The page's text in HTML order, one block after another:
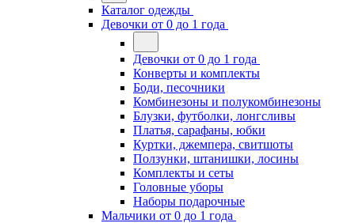
Каталог одежды
Девочки от 0 до 1 года
Девочки от 0 до 1 года
Конверты и комплекты
Боди, песочники
Комбинезоны и полукомбинезоны
Блузки, футболки, лонгсливы
Платья, сарафаны, юбки
Куртки, джемпера, свитшоты
Ползунки, штанишки, лосины
Комплекты и сеты
Головные уборы
Наборы подарочные
Мальчики от 0 до 1 года